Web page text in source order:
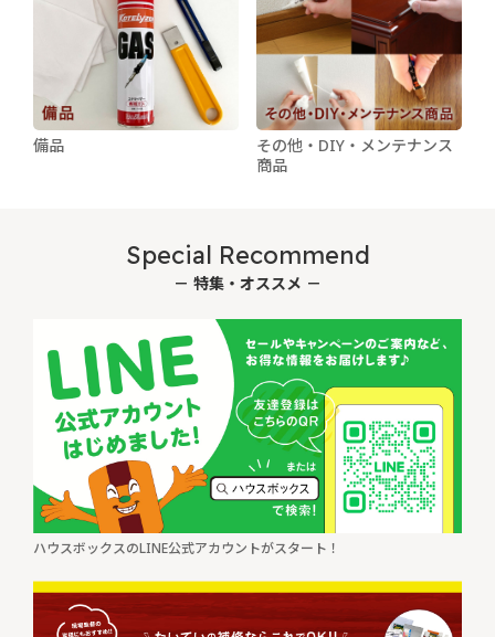
備品
その他・DIY・メンテナンス
商品
Special Recommend
－ 特集・オススメ －
ハウスボックスのLINE公式アカウントがスタート！